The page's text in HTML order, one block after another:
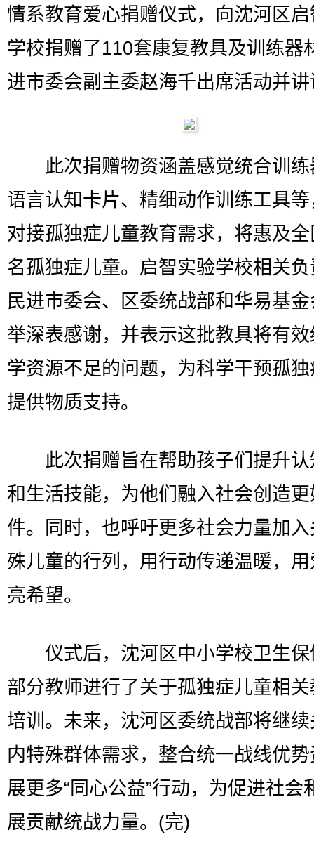
情系教育爱心捐赠仪式，向沈河区
学校捐赠了110套康复教具及训练器
进市委会副主委赵海千出席活动并
此次捐赠物资涵盖感觉统合训练
语言认知卡片、精细动作训练工具
对接孤独症儿童教育需求，将惠及
名孤独症儿童。启智实验学校相关
民进市委会、区委统战部和华易基
举深表感谢，并表示这批教具将有
学资源不足的问题，为科学干预孤
提供物质支持。
此次捐赠旨在帮助孩子们提升认
和生活技能，为他们融入社会创造
件。同时，也呼吁更多社会力量加
殊儿童的行列，用行动传递温暖，
亮希望。
仪式后，沈河区中小学校卫生保
部分教师进行了关于孤独症儿童相
培训。未来，沈河区委统战部将继
内特殊群体需求，整合统一战线优
展更多“同心公益”行动，为促进社会
展贡献统战力量。(完)